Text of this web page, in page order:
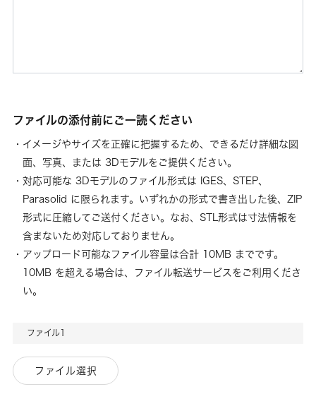
ファイルの添付前にご一読ください
イメージやサイズを正確に把握するため、できるだけ詳細な図
面、写真、または 3Dモデルをご提供ください。
対応可能な 3Dモデルのファイル形式は IGES、STEP、
Parasolid に限られます。いずれかの形式で書き出した後、ZIP
形式に圧縮してご送付ください。なお、STL形式は寸法情報を
含まないため対応しておりません。
アップロード可能なファイル容量は合計 10MB までです。
10MB を超える場合は、ファイル転送サービスをご利用くださ
い。
ファイル1
ファイル選択